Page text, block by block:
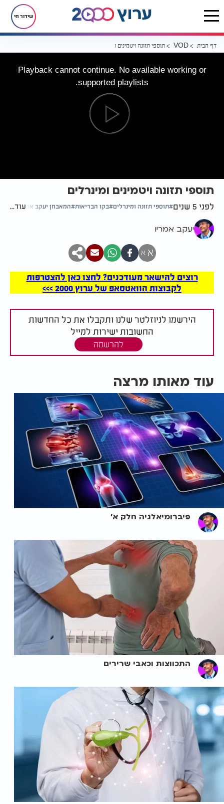
שידור חי
דף הבית VOD תוספי תזונה ויטמינים ומינרלים
Playback cannot continue. No available working or
supported playlists.
תוספי תזונה ויטמינים ומינרלים
לפני 5 שנים תוספי תזונה ומינרלים בקו הבריאות המאבחן יעקב אמריועוד...
יעקב אמריו
א א
רוצים להישאר מעודכנים? לחצו כאן להצטרפות
לקבוצות הוואטסאפ של ערוץ 2000 >>>
הירשמו לניוזלטר שלנו ותקבלו את כל החדשות
החשובות ישירות למייל
להרשמה
עוד מאותו מרצה
פיברומיאלגיה חלק א'
התכווצות וכאבי שרירים